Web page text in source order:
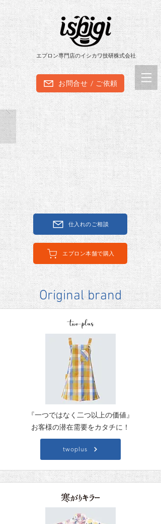
エプロン専門店のイシカワ技研株式会社
お問合せ / ご依頼
仕入れのご相談
エプロン本舗で購入
Original brand
『一つではなく二つ以上の価値』
お客様の潜在需要をカタチに！
twoplus